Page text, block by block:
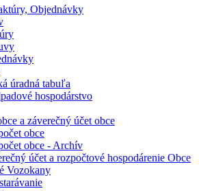
Objednávky
úradná tabuľa
hospodárstvo
a záverečný účet obce
obce
obce - Archív
účet a rozpočtové hospodárenie Obce
Vozokany